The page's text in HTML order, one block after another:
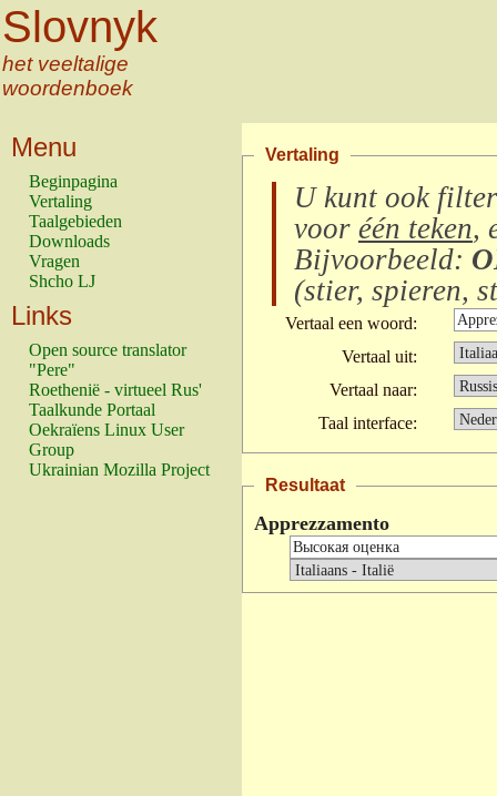
Slovnyk
het veeltalige
woordenboek
Menu
Beginpagina
Vertaling
Taalgebieden
Downloads
Vragen
Shcho LJ
Links
Open source translator
"Pere"
Roethenië - virtueel Rus'
Taalkunde Portaal
Oekraïens Linux User
Group
Ukrainian Mozilla Project
Vertaling
U kunt ook
voor één teken,
Bijvoorbeeld:
(stier, spieren,
Vertaal een woord:
Vertaal uit:
Vertaal naar:
Taal interface:
Resultaat
Apprezzamento